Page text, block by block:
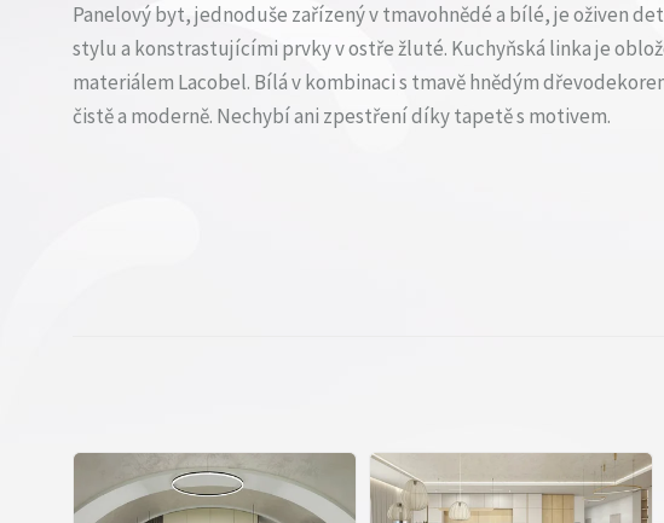
Panelový byt, jednoduše zařízený v tmavohnědé a bílé, je oživen
stylu a konstrastujícími prvky v ostře žluté. Kuchyňská linka je
materiálem Lacobel. Bílá v kombinaci s tmavě hnědým
čistě a moderně. Nechybí ani zpestření díky tapetě s motivem.